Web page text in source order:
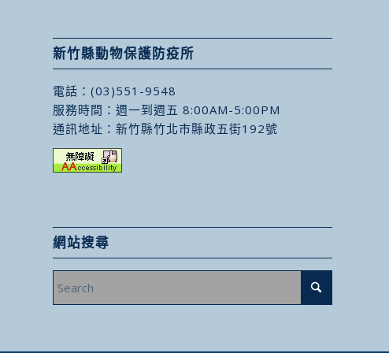
新竹縣動物保護防疫所
電話： (03)551-9548
服務時間：週一到週五 8:00AM-5:00PM
通訊地址： 新竹縣竹北市縣政五街192號
網站搜尋